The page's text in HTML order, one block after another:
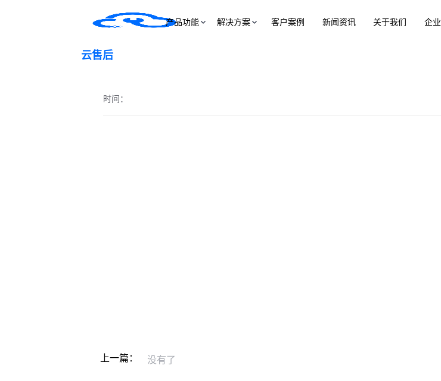
云售后
产品功能 解决方案 客户案例 新闻资讯 关于我们 企
时间：
上一篇： 没有了